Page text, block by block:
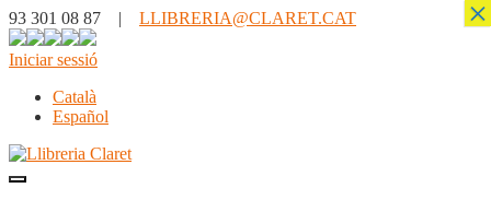
93 301 08 87 | LLIBRERIA@CLARET.CAT
Iniciar sessió
Català
Español
×